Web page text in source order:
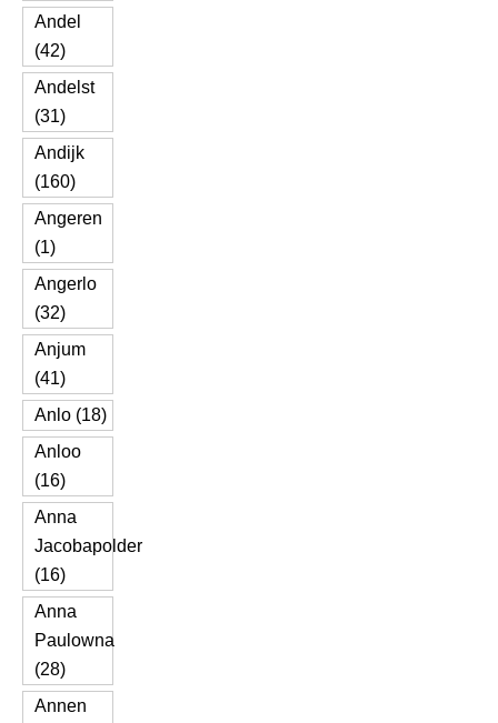
Andel
(42)
Andelst
(31)
Andijk
(160)
Angeren
(1)
Angerlo
(32)
Anjum
(41)
Anlo (18)
Anloo
(16)
Anna
Jacobapolder
(16)
Anna
Paulowna
(28)
Annen